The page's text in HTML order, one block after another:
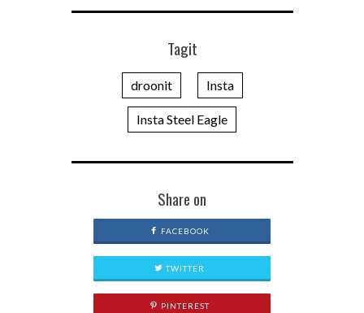
Tagit
droonit Insta
Insta Steel Eagle
Share on
FACEBOOK
TWITTER
PINTEREST